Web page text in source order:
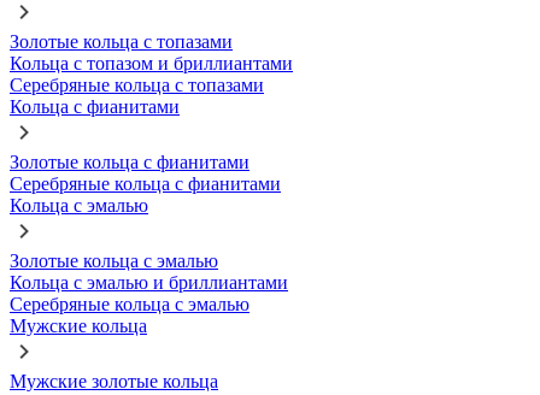
Золотые кольца с топазами
Кольца с топазом и бриллиантами
Серебряные кольца с топазами
Кольца с фианитами
Золотые кольца с фианитами
Серебряные кольца с фианитами
Кольца с эмалью
Золотые кольца с эмалью
Кольца с эмалью и бриллиантами
Серебряные кольца с эмалью
Мужские кольца
Мужские золотые кольца